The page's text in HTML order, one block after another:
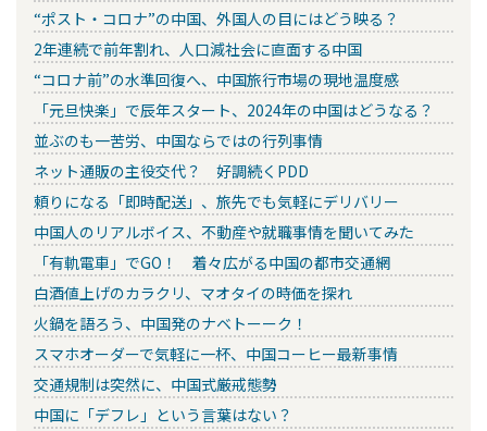
“ポスト・コロナ”の中国、外国人の目にはどう映る？
2年連続で前年割れ、人口減社会に直面する中国
“コロナ前”の水準回復へ、中国旅行市場の現地温度感
「元旦快楽」で辰年スタート、2024年の中国はどうなる？
並ぶのも一苦労、中国ならではの行列事情
ネット通販の主役交代？ 好調続くPDD
頼りになる「即時配送」、旅先でも気軽にデリバリー
中国人のリアルボイス、不動産や就職事情を聞いてみた
「有軌電車」でGO！ 着々広がる中国の都市交通網
白酒値上げのカラクリ、マオタイの時価を探れ
火鍋を語ろう、中国発のナベトーーク！
スマホオーダーで気軽に一杯、中国コーヒー最新事情
交通規制は突然に、中国式厳戒態勢
中国に「デフレ」という言葉はない？